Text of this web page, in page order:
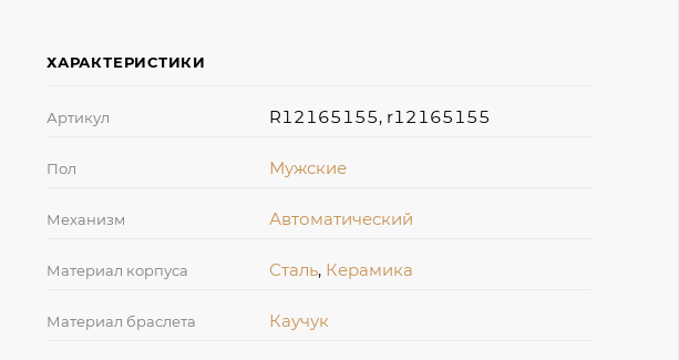
ХАРАКТЕРИСТИКИ
Артикул R12165155, r12165155
Пол Мужские
Механизм Автоматический
Материал корпуса Сталь, Керамика
Материал браслета Каучук